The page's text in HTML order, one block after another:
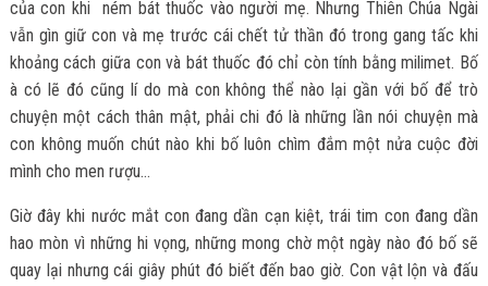
của con khi ném bát thuốc vào người mẹ. Nhưng Thiên Chúa Ngài
vẫn gìn giữ con và mẹ trước cái chết tử thần đó trong gang tấc khi
khoảng cách giữa con và bát thuốc đó chỉ còn tính bằng milimet. Bố
à có lẽ đó cũng lí do mà con không thể nào lại gần với bố để trò
chuyện một cách thân mật, phải chi đó là những lần nói chuyện mà
con không muốn chút nào khi bố luôn chìm đắm một nửa cuộc đời
mình cho men rượu…
Giờ đây khi nước mắt con đang dần cạn kiệt, trái tim con đang dần
hao mòn vì những hi vọng, những mong chờ một ngày nào đó bố sẽ
quay lại nhưng cái giây phút đó biết đến bao giờ. Con vật lộn và đấu